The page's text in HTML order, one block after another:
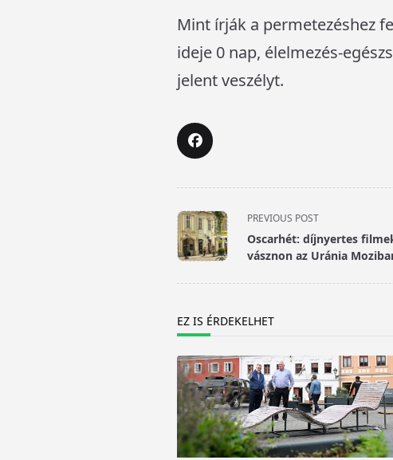
Mint írják a permetezéshez
ideje 0 nap, élelmezés-
jelent veszélyt.
<span
class="nav-
subtitle
text">Page</span>
PREVIOUS POST
Oscarhét: díjnyertes
vásznon az Uránia
EZ IS ÉRDEKELHET